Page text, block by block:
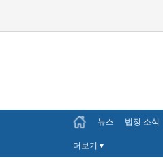
뉴스 법정 소식
더보기 ▾